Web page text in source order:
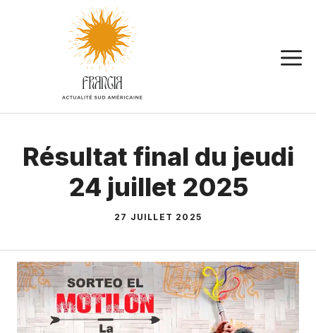
Résultat final du jeudi
24 juillet 2025
27 JUILLET 2025